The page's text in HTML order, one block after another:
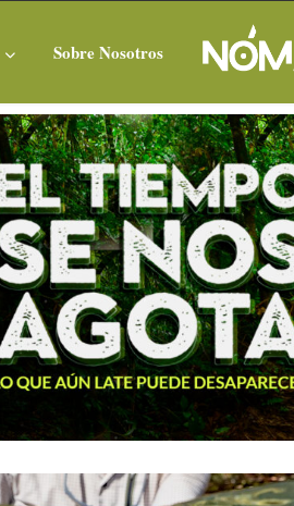
Sobre Nosotros